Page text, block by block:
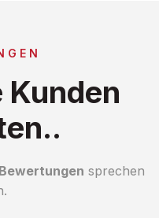
sprechen